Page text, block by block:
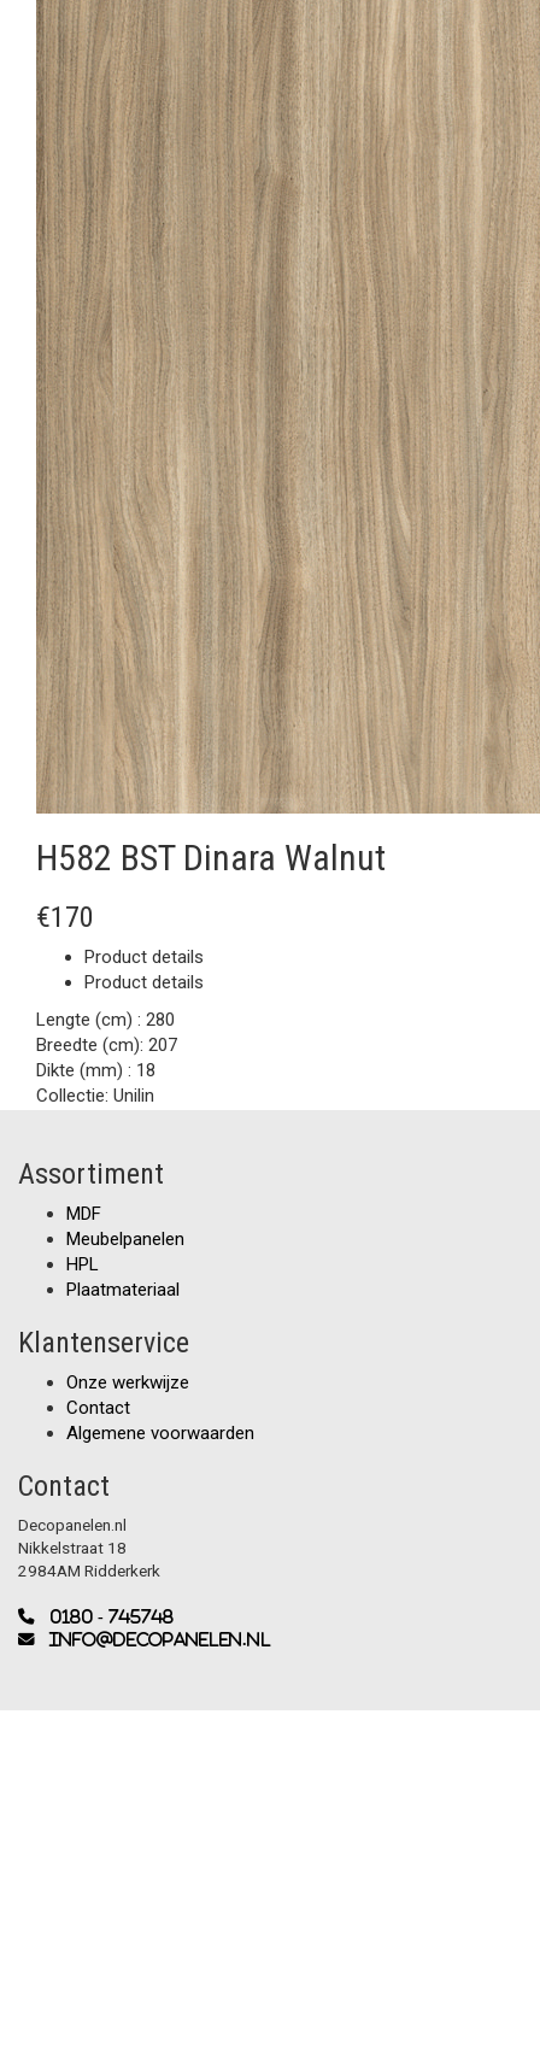
H582 BST Dinara Walnut
€170
Product details
Product details
Lengte (cm) : 280
Breedte (cm): 207
Dikte (mm) : 18
Collectie: Unilin
Assortiment
MDF
Meubelpanelen
HPL
Plaatmateriaal
Klantenservice
Onze werkwijze
Contact
Algemene voorwaarden
Contact
Decopanelen.nl
Nikkelstraat 18
2984AM Ridderkerk
0180 - 745748
info@decopanelen.nl